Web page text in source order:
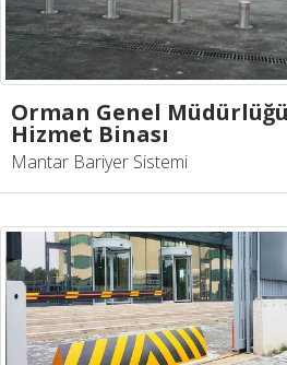
Orman Genel
Hizmet Binası
Mantar Bariyer Sistemi